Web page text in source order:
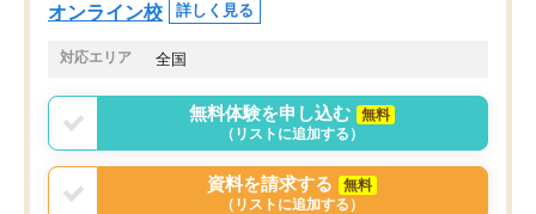
オンライン校 詳しく見る
対応エリア 全国
無料体験を申し込む
無料
（リストに追加する）
資料を請求する
無料
（リストに追加する）